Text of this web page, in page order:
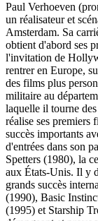
Paul Verhoeven
un réalisateur et
Amsterdam. Sa
obtient d'abord ses
l'invitation de
rentrer en Europe,
des films plus
militaire au
laquelle il tourne
réalise ses premiers
succès importants
d'entrées dans son
Spetters (1980), la
aux États-Unis. Il y
grands succès
(1990), Basic
(1995) et Starship